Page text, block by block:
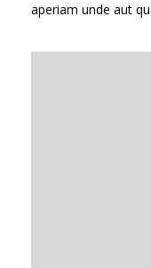
aperiam unde aut